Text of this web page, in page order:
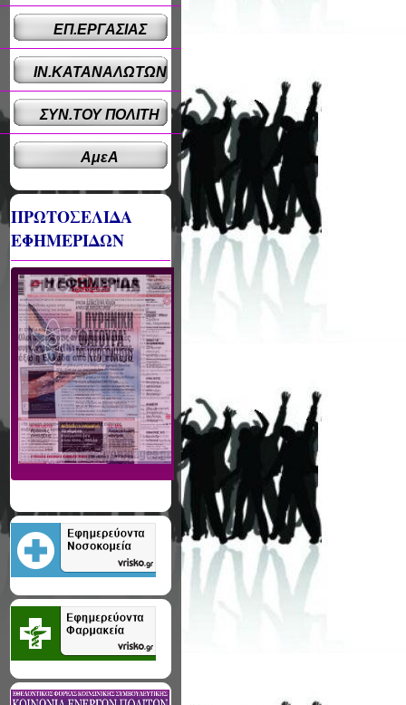
ΕΠ.ΕΡΓΑΣΙΑΣ
ΙΝ.ΚΑΤΑΝΑΛΩΤΩΝ
ΣΥΝ.ΤΟΥ ΠΟΛΙΤΗ
ΑμεΑ
ΠΡΩΤΟΣΕΛΙΔΑ
ΕΦΗΜΕΡΙΔΩΝ